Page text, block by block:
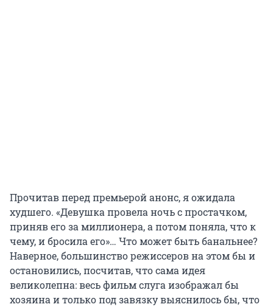
Прочитав перед премьерой анонс, я ожидала
худшего. «Девушка провела ночь с простачком,
приняв его за миллионера, а потом поняла, что к
чему, и бросила его»… Что может быть банальнее?
Наверное, большинство режиссеров на этом бы и
остановились, посчитав, что сама идея
великолепна: весь фильм слуга изображал бы
хозяина и только под завязку выяснилось бы, что